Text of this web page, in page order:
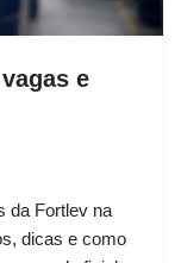
e
da Fortlev na
dicas e como